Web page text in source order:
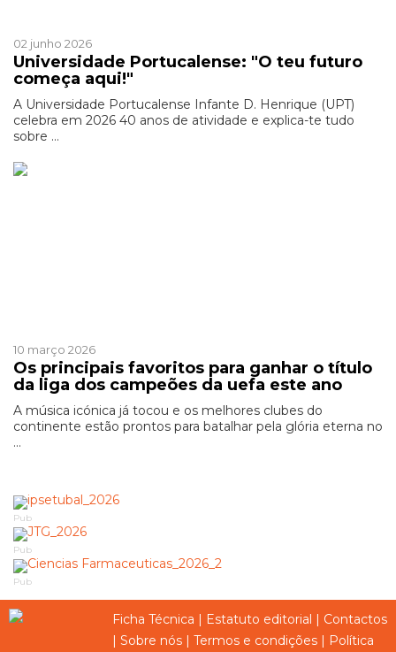
02 junho 2026
Universidade Portucalense: "O teu futuro
começa aqui!"
A Universidade Portucalense Infante D. Henrique (UPT)
celebra em 2026 40 anos de atividade e explica-te tudo
sobre ...
10 março 2026
Os principais favoritos para ganhar o título
da liga dos campeões da uefa este ano
A música icónica já tocou e os melhores clubes do
continente estão prontos para batalhar pela glória eterna no
...
Pub
Pub
Pub
Ficha Técnica | Estatuto editorial | Contactos
| Sobre nós | Termos e condições | Política